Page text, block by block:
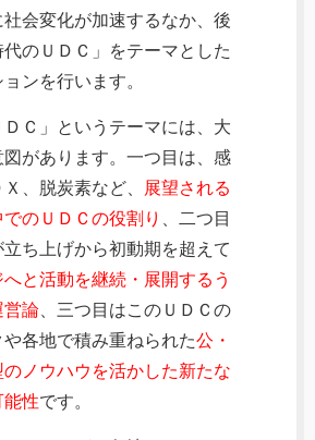
会変化が加速するなか、後
のＵＤＣ」をテーマとした
ンを行います。
ＤＣ」というテーマには、大
図があります。一つ目は、感
、脱炭素など、
展望される
のＵＤＣの役割り
、二つ目
ち上げから初動期を超えて
と活動を継続・展開するう
営論 、三つ目はこのＵＤＣの
各地で積み重ねられた公・
のノウハウを活かした新たな
能性です。